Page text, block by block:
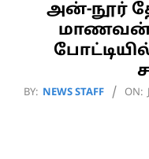
அன்-நூர்
2026-
BY: NEWS STAFF ON: